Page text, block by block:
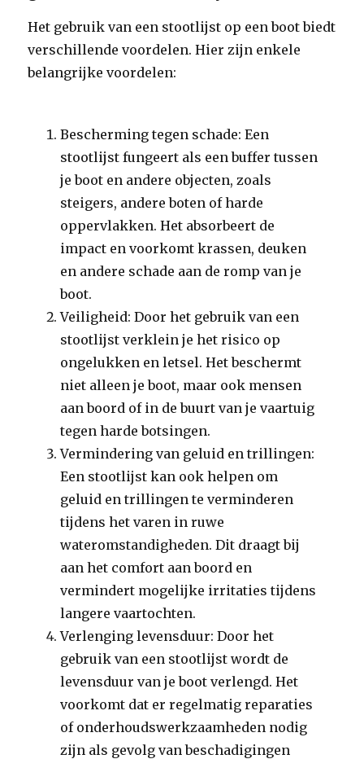
Het gebruik van een stootlijst op een boot biedt
verschillende voordelen. Hier zijn enkele
belangrijke voordelen:
Bescherming tegen schade: Een
stootlijst fungeert als een buffer tussen
je boot en andere objecten, zoals
steigers, andere boten of harde
oppervlakken. Het absorbeert de
impact en voorkomt krassen, deuken
en andere schade aan de romp van je
boot.
Veiligheid: Door het gebruik van een
stootlijst verklein je het risico op
ongelukken en letsel. Het beschermt
niet alleen je boot, maar ook mensen
aan boord of in de buurt van je vaartuig
tegen harde botsingen.
Vermindering van geluid en trillingen:
Een stootlijst kan ook helpen om
geluid en trillingen te verminderen
tijdens het varen in ruwe
wateromstandigheden. Dit draagt bij
aan het comfort aan boord en
vermindert mogelijke irritaties tijdens
langere vaartochten.
Verlenging levensduur: Door het
gebruik van een stootlijst wordt de
levensduur van je boot verlengd. Het
voorkomt dat er regelmatig reparaties
of onderhoudswerkzaamheden nodig
zijn als gevolg van beschadigingen